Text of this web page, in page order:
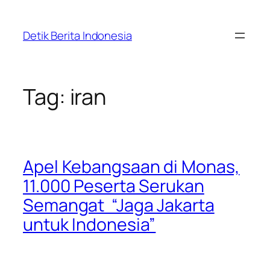
content
Detik Berita Indonesia
Tag: iran
Apel Kebangsaan di Monas,
11.000 Peserta Serukan
Semangat “Jaga Jakarta
untuk Indonesia”